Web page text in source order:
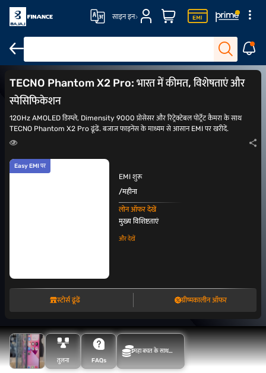
साइन इन
Tecno Camon 20 प्रीमियर TECNO Camon 20 Pro TECNO Camon
TECNO Phantom X2 Pro: भारत में कीमत, विशेषताएं और
स्पेसिफिकेशन
120Hz AMOLED डिस्प्ले, Dimensity 9000 प्रोसेसर और रिट्रेक्टेबल पोर्ट्रेट कैमरा के साथ
TECNO Phantom X2 Pro ढूंढें. बजाज फाइनेंस के माध्यम से आसान EMI पर खरीदें.
Easy EMI पर
EMI शुरू
/महीना
लोन ऑफर देखें
मुख्य विशिष्टताएं
और देखें
स्टोर्स ढूंढें ग्रीष्मकालीन ऑफर
तुलना FAQs
महा बचत के साथ